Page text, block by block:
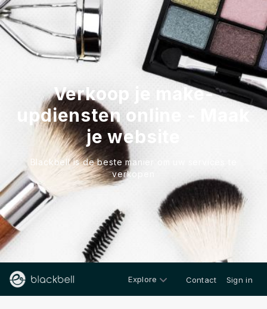
Verkoop je make-
updiensten online - Maak
je website
Blackbell is de beste manier om uw services te
verkopen
Explore Contact Sign in